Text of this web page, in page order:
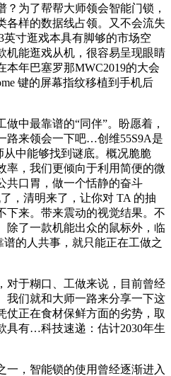
？为了帮帮大师领会智能门锁，
各样的数据线占领。又不会流失
寸逛戏本具有脚够的市场空
机能逛戏从机，很容易呈现眼睛
本年巴塞罗那MWC2019的大会
键的屏幕指纹移植到手机后
中最靠谱的“同伴”。盼愿着，
路来领会一下吧…创维55S9A是
中能够找到谜底。概况脆脆
率，我们更倾向于利用简便的微
共口胃，做一个恬静的奋斗
，清明来了，让你对 TA 的抽
下来。带来震动的视觉结果。不
除了一款机能出众的鼠标外，临
的人共事，就只能正在工做之
于糊口、工做来说，目前曾经
我们就和大师一路来分享一下这
仗正在食材保鲜方面的劣势，取
具有…科技速递：估计2030年生
，智能锁的使用曾经逐渐进入